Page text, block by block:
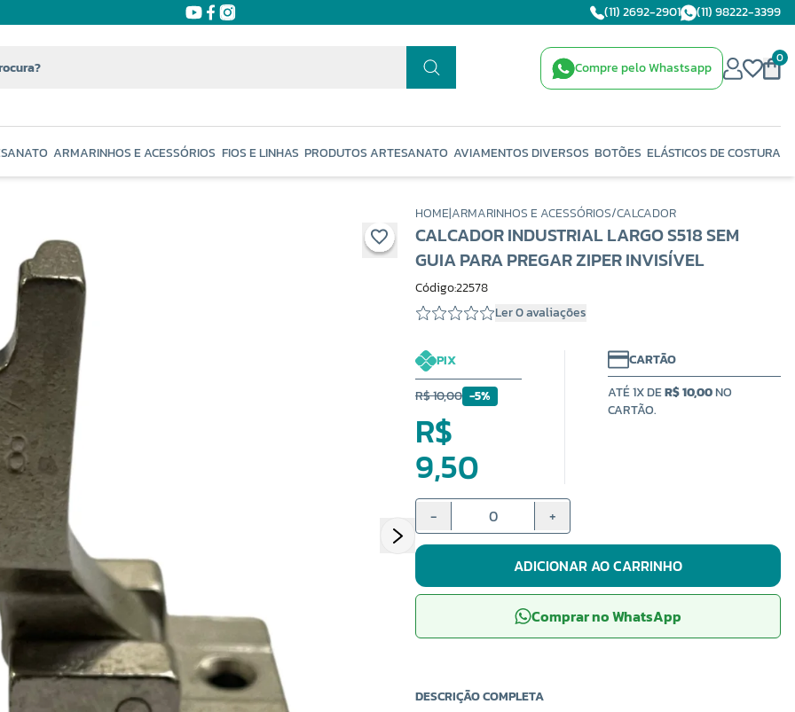
(11) 2692-2901 (11) 98222-3399
Compre pelo Whastsapp
0
ARMARINHOS E ACESSÓRIOS FIOS E LINHAS PRODUTOS ARTESANATO AVIAMENTOS DIVERSOS BOTÕES ELÁSTICOS DE COSTURA
HOME|ARMARINHOS E ACESSÓRIOS/CALCADOR
CALCADOR INDUSTRIAL LARGO S518 SEM
GUIA PARA PREGAR ZIPER INVISÍVEL
Código:22578
Ler 0 avaliações
PIX
R$ 10,00 -5%
R$
9,50
CARTÃO
ATÉ 1X DER$ 10,00NO
CARTÃO.
- +
ADICIONAR AO CARRINHO
Comprar no WhatsApp
DESCRIÇÃO COMPLETA